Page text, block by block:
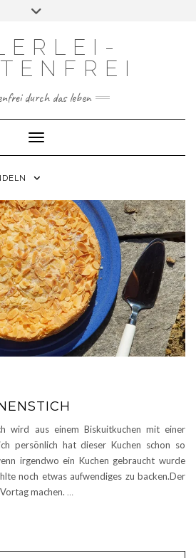
durch das leben
Toggle Navigation
wird aus einem Biskuitkuchen mit einer
persönlich hat dieser Kuchen schon so
irgendwo ein Kuchen gebraucht wurde
noch etwas aufwendiges zu backen.Der
machen. …